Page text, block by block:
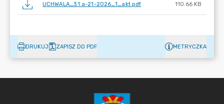
UCHWALA_3.1.a-21-2026_1_akt.pdf 110.66 KB
DRUKUJ ZAPISZ DO PDF METRYCZKA